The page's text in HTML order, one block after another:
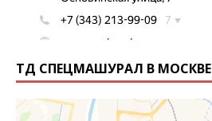
ТД СПЕЦМАШУРАЛ В МОСКВЕ